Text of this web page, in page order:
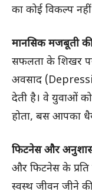
का कोई विकल्प
मानसिक मजबूती
सफलता के शिखर
अवसाद
देती है। वे युवाओं
होता, बस आपका
फिटनेस और
और फिटनेस के
स्वस्थ जीवन जीने